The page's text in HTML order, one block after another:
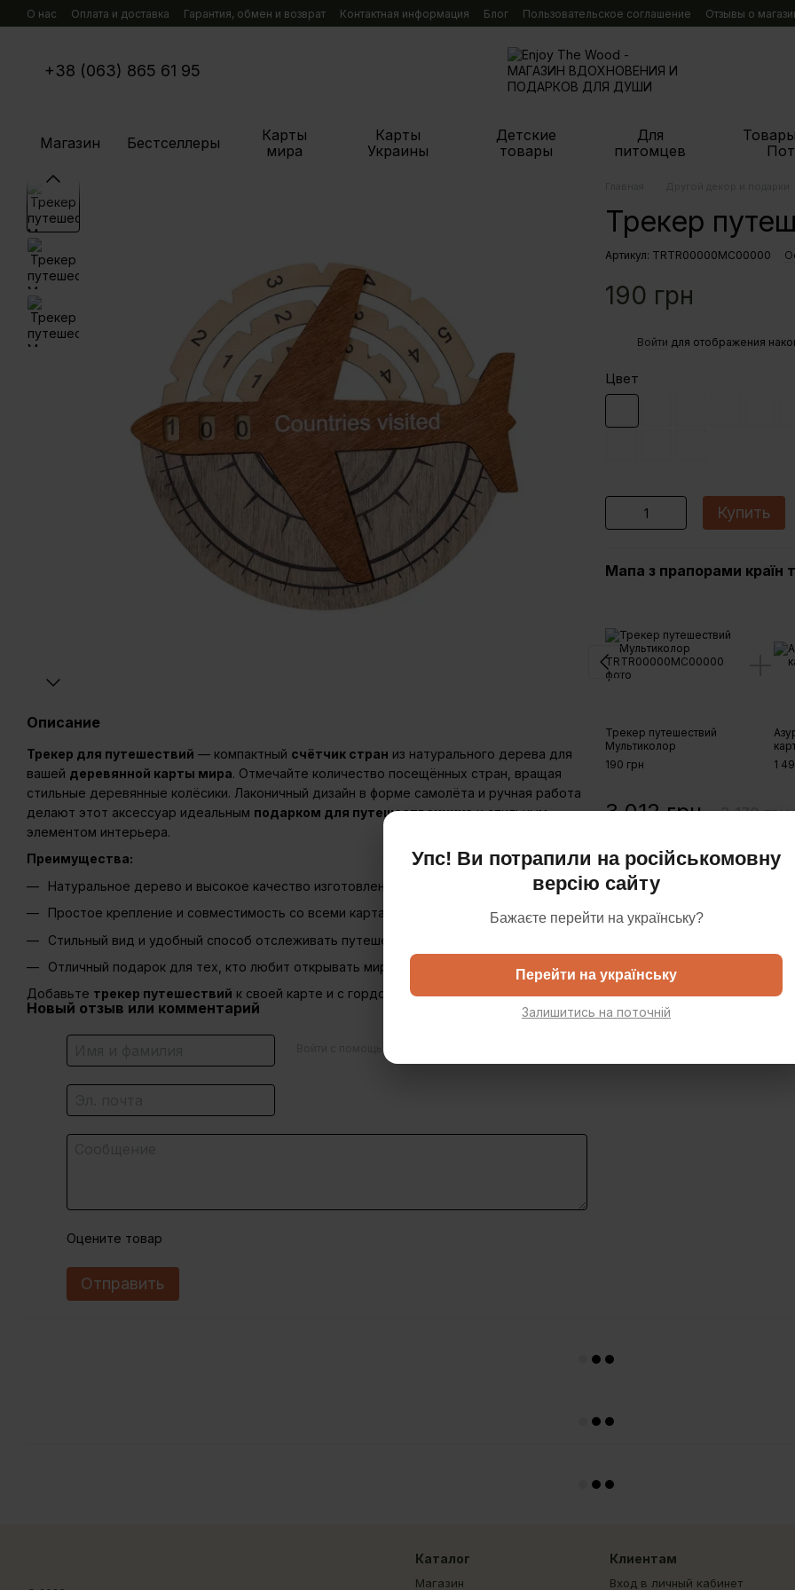
Перейти к основному контенту
Упс! Ви потрапили на російськомовну
версію сайту
Бажаєте перейти на українську?
Перейти на українську
Залишитись на поточній
О нас Оплата и доставка Гарантия, обмен и возврат Контактная информация Блог Пользовательское соглашение Отзывы о
+38 (063) 865 61 95
Магазин Бестселлеры
Карты
мира
Карты
Украины
Детские
товары
Для
питомцев
Описание
Трекер для путешествий — компактный счётчик стран из натурального дерева для
вашей деревянной карты мира. Отмечайте количество посещённых стран, вращая
стильные деревянные колёсики. Лаконичный дизайн в форме самолёта и ручная работа
делают этот аксессуар идеальным подарком для путешественникаи стильным
элементом интерьера.
Преимущества:
Натуральное дерево и высокое качество изготовления
Простое крепление и совместимость со всеми картами Enjoy The Wood
Стильный вид и удобный способ отслеживать путешествия
Отличный подарок для тех, кто любит открывать мир
Добавьте трекер путешествий к своей карте и с гордостью отмечайте новые страны!
Новый отзыв или комментарий
Войти с помощью
Оцените товар
Отправить
Трекер
Артикул: TRTR00000MC00000
190 грн
Войти для отображения
Цвет
Купить
Мапа з прапорами країн
Трекер путешествий
Мультиколор
190 грн
1
3 012 грн 3 170 грн
Доставка Оплата
Каталог
Магазин
Клиентам
Вход в личный кабинет